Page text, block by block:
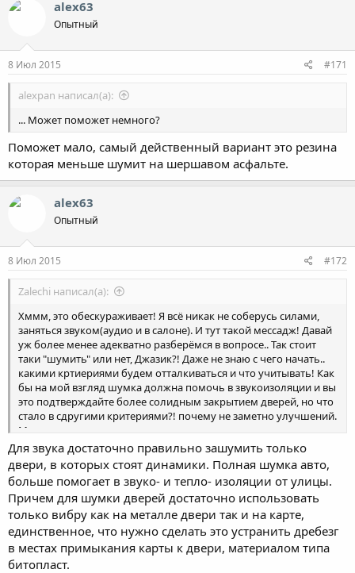
alex63
Опытный
8 Июл 2015 #171
alexpan написал(а):
... Может поможет немного?
Поможет мало, самый действенный вариант это резина
которая меньше шумит на шершавом асфальте.
alex63
Опытный
8 Июл 2015 #172
Zalechi написал(а):
Хммм, это обескураживает! Я всё никак не соберусь силами,
заняться звуком(аудио и в салоне). И тут такой мессадж! Давай
уж более менее адекватно разберёмся в вопросе.. Так стоит
таки "шумить" или нет, Джазик?! Даже не знаю с чего начать..
какими кртиериями будем отталкиваться и что учитывать! Как
бы на мой взгляд шумка должна помочь в звукоизоляции и вы
это подтверждайте более солидным закрытием дверей, но что
стало в сдругими критериями?! почему не заметно улучшений.
Может как раз из-за того, что только одну сторону сделали.. +
люди шумили в салоне, а вы только в дверях... Что ещё?!
Для звука достаточно правильно зашумить только
двери, в которых стоят динамики. Полная шумка авто,
больше помогает в звуко- и тепло- изоляции от улицы.
Причем для шумки дверей достаточно использовать
только вибру как на металле двери так и на карте,
единственное, что нужно сделать это устранить дребезг
в местах примыкания карты к двери, материалом типа
битопласт.